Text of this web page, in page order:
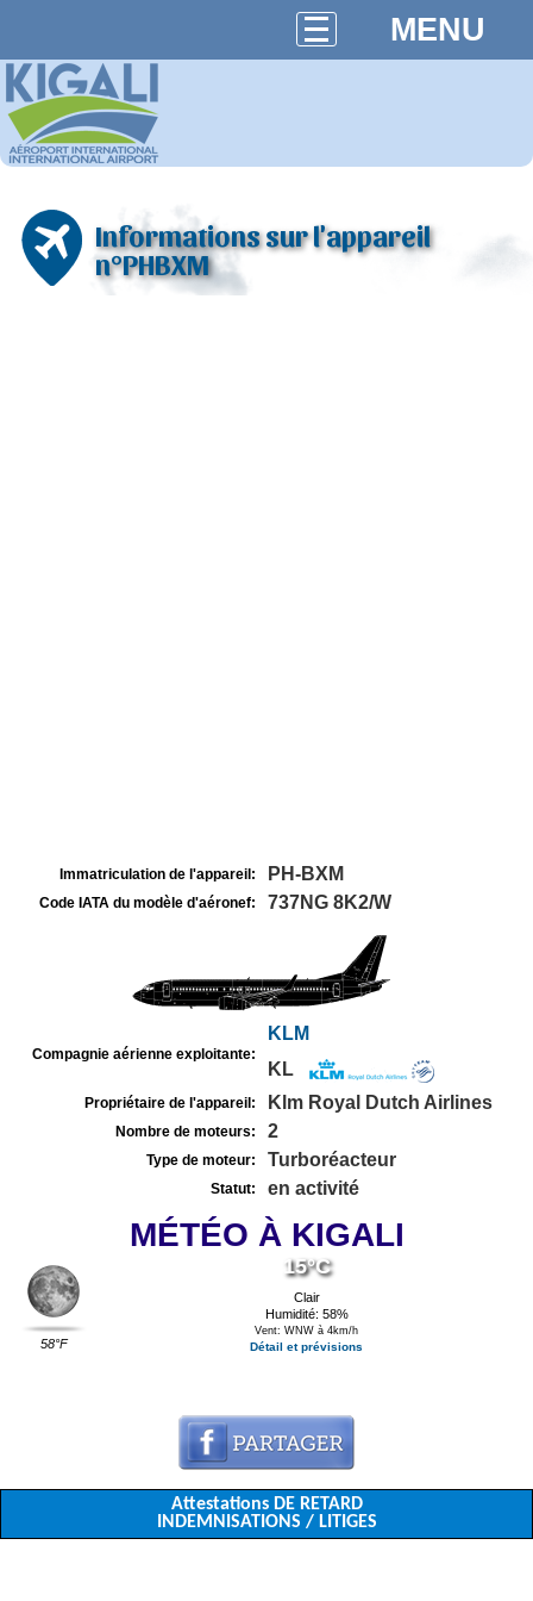
MENU
Informations sur l'appareil
n°PHBXM
Immatriculation de l'appareil: PH-BXM
Code IATA du modèle d'aéronef: 737NG 8K2/W
Compagnie aérienne exploitante:
KLM
KL
Propriétaire de l'appareil: Klm Royal Dutch Airlines
Nombre de moteurs: 2
Type de moteur: Turboréacteur
Statut: en activité
MÉTÉO À KIGALI
58°F
15°C
Clair
Humidité: 58%
Vent: WNW à 4km/h
Détail et prévisions
Attestations DE RETARD
INDEMNISATIONS / LITIGES